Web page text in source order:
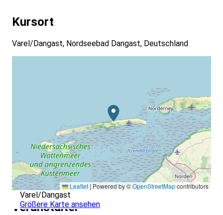
Kursort
Varel/Dangast, Nordseebad Dangast, Deutschland
Leaflet | Powered by ©OpenStreetMapcontributors
Varel/Dangast
Größere Karte ansehen
Veranstalter